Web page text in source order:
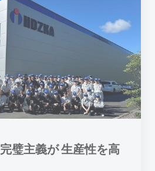
璧主義が 生産性を高